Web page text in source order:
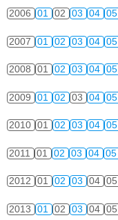
2006 01 02 03 04 05
2007 01 02 03 04 05
2008 01 02 03 04 05
2009 01 02 03 04 05
2010 01 02 03 04 05
2011 01 02 03 04 05
2012 01 02 03 04 05
2013 01 02 03 04 05